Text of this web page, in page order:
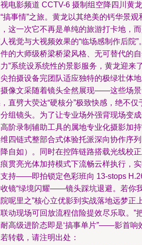
电影频道 CCTV-6 摄制组空降四川黄
搞事情”之旅。黄龙以其绝美的钙华景
这一次它不再是单纯的旅游打卡地，
视觉与大视频效果的“临场感制作后院
的大师级桥梁桥梁风格、无可替代的
”系统设系统性的景影服务，黄龙迎来
拍摄设备完团队适应独特的极绿壮体
像文采随着镜头全然展现——这些场景
直劈大荧达“硬核分”极致快感，绝不
组镜头。为了让专业场外强背现场变
阶录制辅助工具的属地专业化摄影加
四链式整部合式体验托派深向协作序
自如）。同时在控阵链路搭载光线校
贯亮光体加持模式下流畅云样执行，
持——即拍锁定色彩班向 13-stops
镜“绿境闪耀——镜头踩坑退避。若你
呢里之”核心立优影到实战落地远梦正
动现场可回放流程信险提效尽乐取。”
高级进阶态即是‘搞事单片”——影首响
转载，请注明出处：